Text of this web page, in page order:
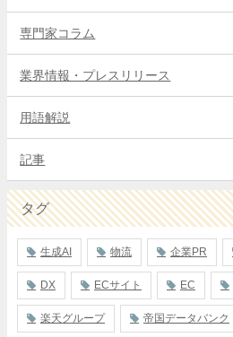
専門家コラム
業界情報・プレスリリース
用語解説
記事
タグ
生成AI 物流 企業PR
DX ECサイト EC
楽天グループ 帝国データバンク